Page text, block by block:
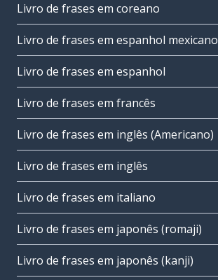
Livro de frases em coreano
Livro de frases em espanhol mexicano
Livro de frases em espanhol
Livro de frases em francês
Livro de frases em inglês (Americano)
Livro de frases em inglês
Livro de frases em italiano
Livro de frases em japonês (romaji)
Livro de frases em japonês (kanji)